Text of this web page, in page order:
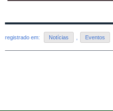
registrado em: Notícias Eventos